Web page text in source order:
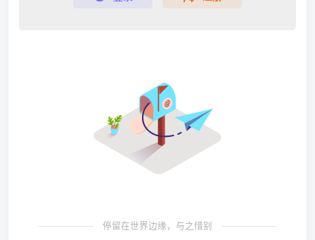
停留在世界边缘，与之惜别